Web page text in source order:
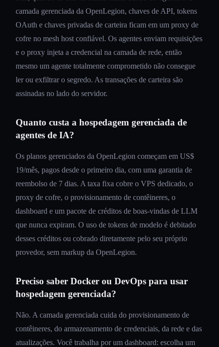
camada gerenciada da OpenLegion, chaves de API, tokens
OAuth e chaves privadas de carteira ficam em um proxy de
cofre no mesh host confiável. Os agentes enviam requisições
e o proxy injeta a credencial na camada de rede, então
mesmo um agente totalmente comprometido não consegue
ler ou exfiltrar o segredo. As transações de carteira são
assinadas no lado do servidor.
Quanto custa a hospedagem gerenciada de
agentes de IA?
Os planos gerenciados da OpenLegion começam em US$
19/mês, pagos desde o primeiro dia, com uma garantia de
reembolso de 7 dias. A taxa fixa cobre o VPS dedicado, o
proxy de cofre, o provisionamento de contêineres, o
dashboard e um pacote de créditos de boas-vindas de LLM
que nunca expiram. O uso de tokens de modelo é debitado
desses créditos ou cobrado diretamente pelo seu próprio
provedor, sem markup da OpenLegion.
Preciso saber Docker ou DevOps para usar
hospedagem gerenciada?
Não. A camada gerenciada cuida do provisionamento de
contêineres, do armazenamento de credenciais, da rede e das
atualizações. Você trabalha por um dashboard: escolha um